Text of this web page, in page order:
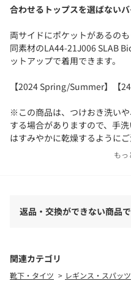
合わせるトップスを選ばない
両サイドにポケットがあるの
同素材のLA44-21J006 SLAB
ットアップで着用できます。
【2024 Spring/Summer】【
※この商品は、つけおき洗い
する場合がありますので、手
はすみやかに乾燥するようにご
況の確認が可能です。
お買い物リストの管理に是非ご
もっ
返品・交換ができない商品で
関連カテゴリ
靴下・タイツ レギンス・スパッツ